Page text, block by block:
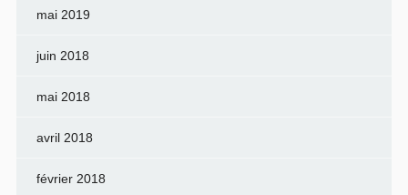
mai 2019
juin 2018
mai 2018
avril 2018
février 2018